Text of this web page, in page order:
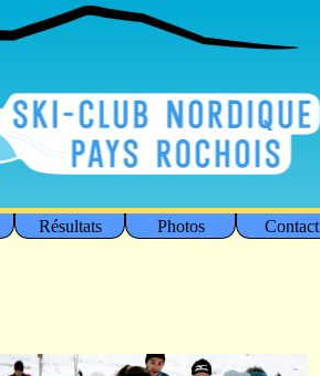
Résultats Photos Contact